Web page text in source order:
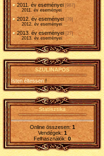
2011. év eseményei [987]
2011. év eseményei
2012. év eseményei [79]
2012. év eseményei
2013. év eseményei [27]
2013. év eseményei
SZÜLINAPOS
Isten éltessen !
Statisztika
Online összesen:1
Vendégek:1
Felhasználók:0